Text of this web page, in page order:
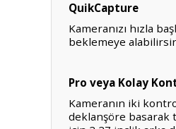
QuikCapture
Kameranızı hızla
beklemeye
Pro veya Kolay
Kameranın iki
deklanşöre basarak